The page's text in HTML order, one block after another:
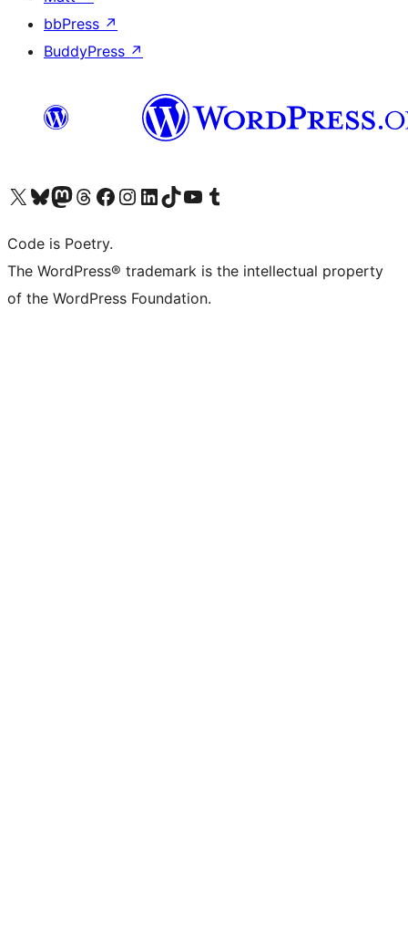
bbPress ↗
BuddyPress ↗
Visit our X (formerly Twitter) account
ഞങ്ങളുടെ ബ്ലൂസ്കൈ അക്കൗണ്ട് സന്ദർശിക്കുക
Visit our Mastodon account
ഞങ്ങളുടെ ത്രെഡ്സ് അക്കൗണ്ട് സന്ദർശിക്കുക
Visit our Facebook page
Visit our Instagram account
Visit our LinkedIn account
ഞങ്ങളുടെ ടിക് ടോക് അക്കൗണ്ട് സന്ദർശിക്കുക
Visit our YouTube channel
ഞങ്ങളുടെ ടംബ്ലർ അക്കൗണ്ട് സന്ദർശിക്കുക
Code is Poetry.
The WordPress® trademark is the intellectual property
of the WordPress Foundation.